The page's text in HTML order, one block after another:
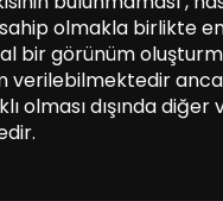
olmakla birlikte
bir görünüm
verilebilmektedir
olması dışında